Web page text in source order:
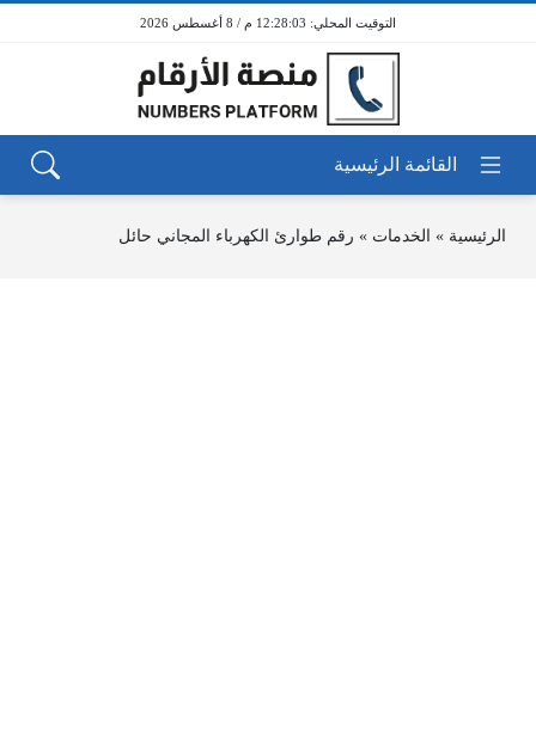
12:28:03 م / 8 أغسطس 2026
الرئيسية » الخدمات » رقم طوارئ الكهرباء المجاني حائل